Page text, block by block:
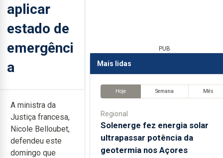
aplicar
estado de
emergênci
a
A ministra da
Justiça francesa,
Nicole Belloubet,
defendeu este
domingo que
PUB
Mais lidas
Hoje Semana Mês
Regional
Solenerge fez energia solar
ultrapassar potência da
geotermia nos Açores